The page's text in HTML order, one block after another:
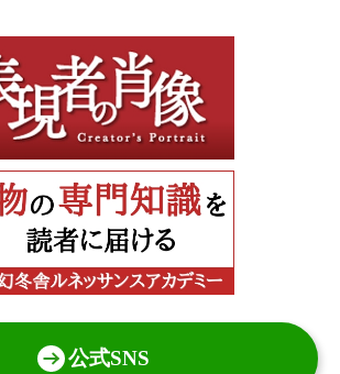
公式SNS